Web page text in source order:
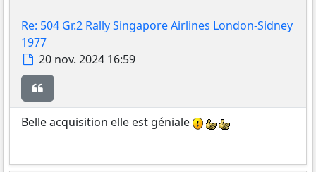
Re: 504 Gr.2 Rally Singapore Airlines London-Sidney
1977
Message
20 nov. 2024 16:59
Belle acquisition elle est géniale